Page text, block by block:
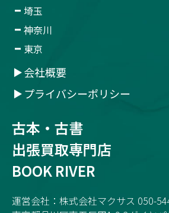
埼玉
神奈川
東京
会社概要
プライバシーポリシー
古本・古書
出張買取専門店
BOOK RIVER
運営会社：株式会社マクサス 050-